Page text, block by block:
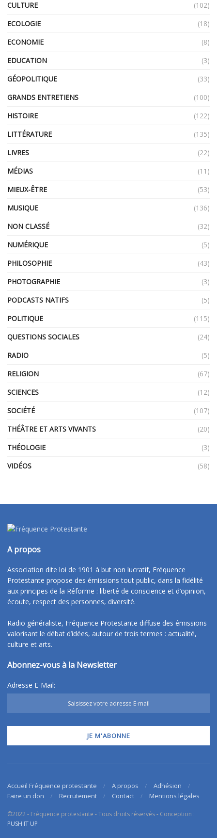
CULTURE
(102)
ECOLOGIE
(18)
ECONOMIE
(8)
EDUCATION
(3)
GÉOPOLITIQUE
(33)
GRANDS ENTRETIENS
(100)
HISTOIRE
(122)
LITTÉRATURE
(135)
LIVRES
(22)
MÉDIAS
(11)
MIEUX-ÊTRE
(53)
MUSIQUE
(136)
NON CLASSÉ
(32)
NUMÉRIQUE
(5)
PHILOSOPHIE
(43)
PHOTOGRAPHIE
(3)
PODCASTS NATIFS
(5)
POLITIQUE
(115)
QUESTIONS SOCIALES
(24)
RADIO
(5)
RELIGION
(67)
SCIENCES
(12)
SOCIÉTÉ
(107)
THÉÂTRE ET ARTS VIVANTS
(20)
THÉOLOGIE
(3)
VIDÉOS
(58)
A propos
Association dite loi de 1901 à but non lucratif, Fréquence
Protestante propose des émissions tout public, dans la fidélité
aux principes de la Réforme : liberté de conscience et d’opinion,
écoute, respect des personnes, diversité.
Radio généraliste, Fréquence Protestante diffuse des émissions
valorisant le débat d’idées, autour de trois termes : actualité,
culture et arts.
Abonnez-vous à la Newsletter
Adresse E-Mail:
Accueil Fréquence protestante A propos
Adhésion
Faire un don
Recrutement Contact Mentions légales
©2022 - Fréquence protestante - Tous droits réservés - Conception :
PUSH IT UP